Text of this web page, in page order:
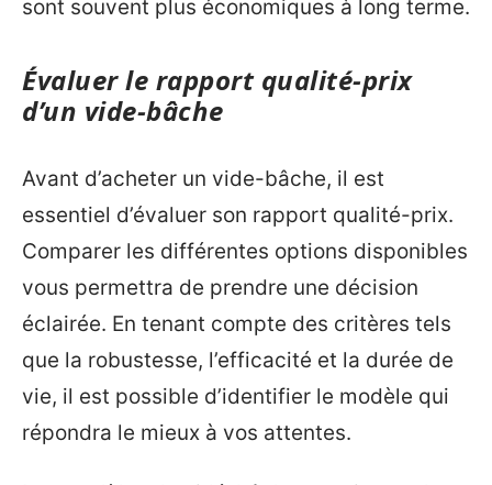
sont souvent plus économiques à long terme.
Évaluer le rapport qualité-prix
d’un vide-bâche
Avant d’acheter un vide-bâche, il est
essentiel d’évaluer son rapport qualité-prix.
Comparer les différentes options disponibles
vous permettra de prendre une décision
éclairée. En tenant compte des critères tels
que la robustesse, l’efficacité et la durée de
vie, il est possible d’identifier le modèle qui
répondra le mieux à vos attentes.